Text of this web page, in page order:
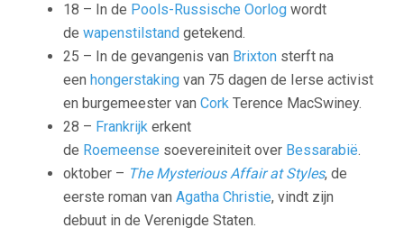
18 – In de Pools-Russische Oorlog wordt
de wapenstilstand getekend.
25 – In de gevangenis van Brixton sterft na
een hongerstaking van 75 dagen de Ierse activist
en burgemeester van Cork Terence MacSwiney.
28 – Frankrijk erkent
de Roemeense soevereiniteit over Bessarabië.
oktober – The Mysterious Affair at Styles, de
eerste roman van Agatha Christie, vindt zijn
debuut in de Verenigde Staten.